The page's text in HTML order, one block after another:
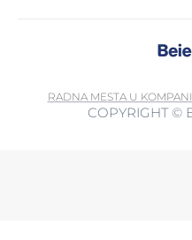
RADNA MESTA U
COPYRIGHT ©